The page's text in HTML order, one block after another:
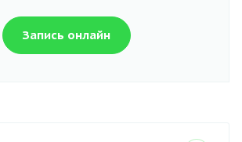
Запись онлайн